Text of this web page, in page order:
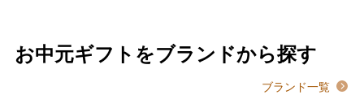
お中元ギフトをブランドから探す
ブランド一覧